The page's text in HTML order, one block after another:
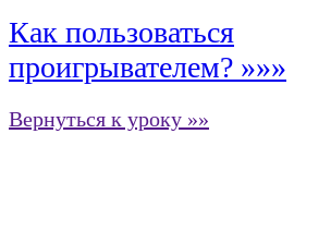
Как пользоваться
проигрывателем? »»»
Вернуться к уроку »»